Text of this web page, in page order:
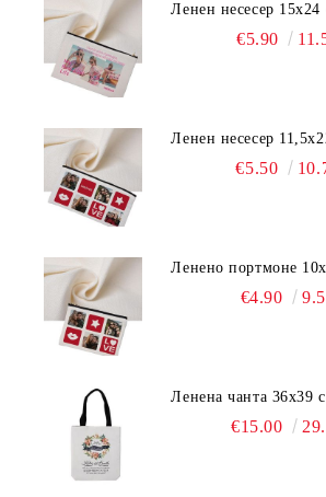
Ленен несесер 15х24
€5.90
Ленен несесер
€5.50
Ленено портмоне
€4.90
Ленена чанта 36х39
€15.00